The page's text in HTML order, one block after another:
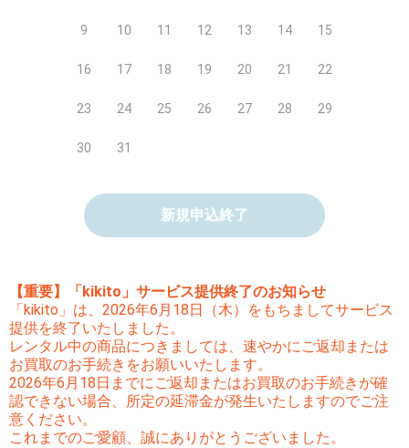
9 10 11 12 13 14 15
16 17 18 19 20 21 22
23 24 25 26 27 28 29
30 31
新規申込終了
【重要】「kikito」サービス提供終了のお知らせ
「kikito」は、2026年6月18日（木）をもちましてサービス
提供を終了いたしました。
レンタル中の商品につきましては、速やかにご返却または
お買取のお手続きをお願いいたします。
2026年6月18日までにご返却またはお買取のお手続きが確
認できない場合、所定の延滞金が発生いたしますのでご注
意ください。
これまでのご愛顧、誠にありがとうございました。